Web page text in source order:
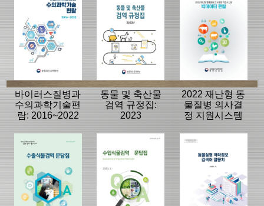
바이러스질병과
수의과학기술편
람: 2016~2022
동물 및 축산물
검역 규정집:
2023
2022 재난형 동
물질병 의사결
정 지원시스템